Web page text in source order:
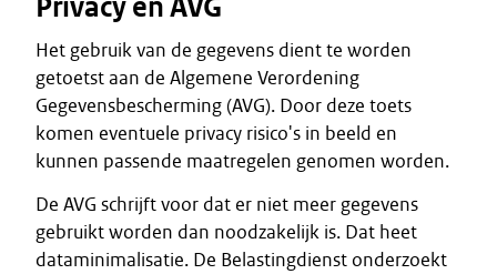
Privacy en AVG
Het gebruik van de gegevens dient te worden
getoetst aan de Algemene Verordening
Gegevensbescherming (AVG). Door deze toets
komen eventuele privacy risico's in beeld en
kunnen passende maatregelen genomen worden.
De AVG schrijft voor dat er niet meer gegevens
gebruikt worden dan noodzakelijk is. Dat heet
dataminimalisatie. De Belastingdienst onderzoekt